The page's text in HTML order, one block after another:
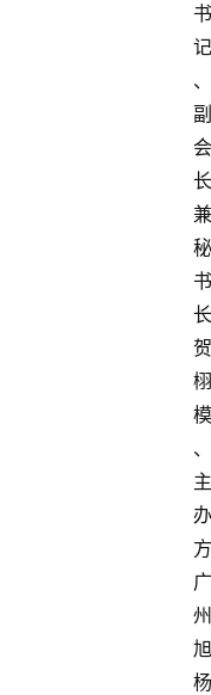
书
记
、
副
会
长
兼
秘
书
长
贺
栩
模
、
主
办
方
广
州
旭
杨